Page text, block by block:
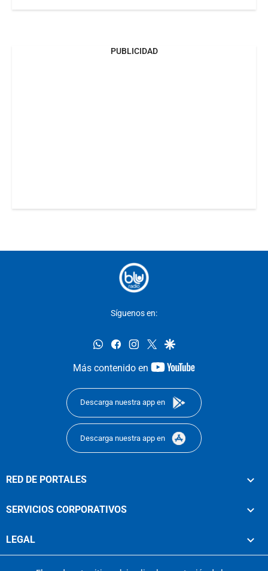
PUBLICIDAD
Síguenos en:
whatsappfacebookinstagram
twittergoogle
Más contenido en
youtube-
Descarga nuestra app en
Descarga nuestra app en
RED DE PORTALES
SERVICIOS CORPORATIVOS
LEGAL